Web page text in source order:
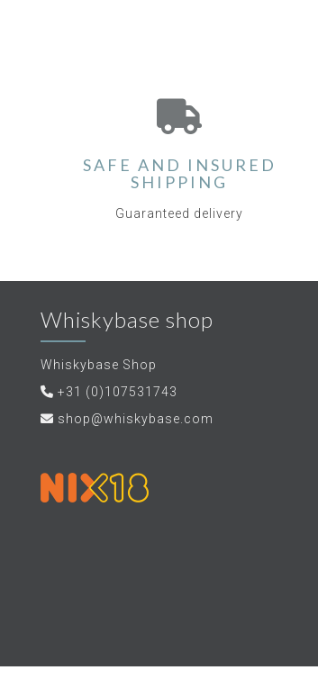
SAFE AND INSURED
SHIPPING
Guaranteed delivery
Whiskybase shop
Whiskybase Shop
+31 (0)107531743
shop@whiskybase.com